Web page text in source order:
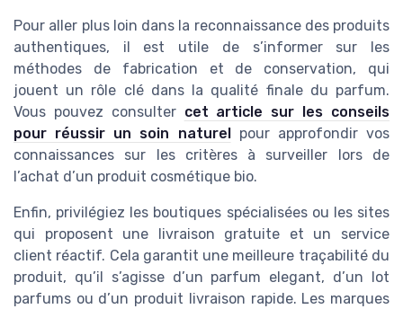
Pour aller plus loin dans la reconnaissance des produits
authentiques, il est utile de s’informer sur les
méthodes de fabrication et de conservation, qui
jouent un rôle clé dans la qualité finale du parfum.
Vous pouvez consulter cet article sur les conseils
pour réussir un soin naturelpour approfondir vos
connaissances sur les critères à surveiller lors de
l’achat d’un produit cosmétique bio.
Enfin, privilégiez les boutiques spécialisées ou les sites
qui proposent une livraison gratuite et un service
client réactif. Cela garantit une meilleure traçabilité du
produit, qu’il s’agisse d’un parfum elegant, d’un lot
parfums ou d’un produit livraison rapide. Les marques